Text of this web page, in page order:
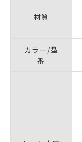
材質
カラー/型
番